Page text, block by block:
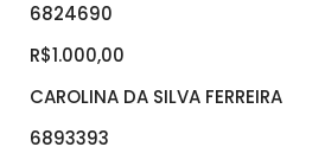
6824690
R$1.000,00
CAROLINA DA SILVA FERREIRA
6893393